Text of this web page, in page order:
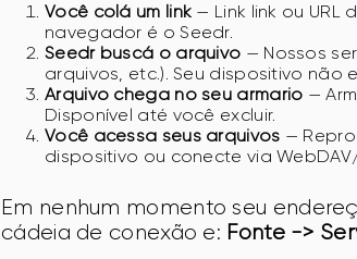
Você colá um link — Link link ou URL
navegador é o Seedr.
Seedr buscá o arquivo — Nossos
arquivos, etc.). Seu dispositivo
Arquivo chega no seu armario —
Disponível até você excluir.
Você acessa seus arquivos —
dispositivo ou conecte via
Em nenhum momento seu
cádeia de conexão e: Fonte ->